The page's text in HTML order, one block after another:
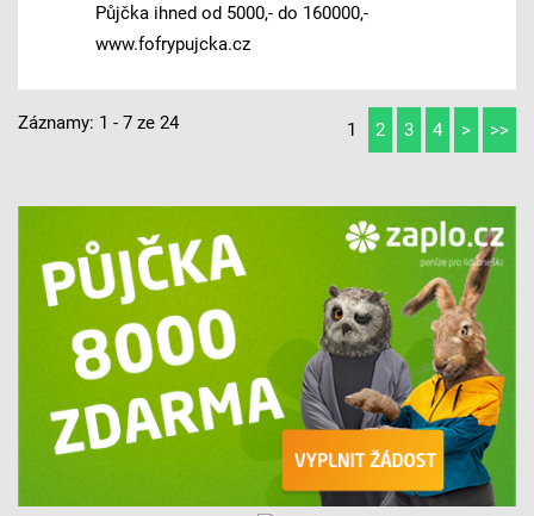
Půjčka ihned od 5000,- do 160000,-
www.fofrypujcka.cz
Záznamy: 1 - 7 ze 24 1 2 3 4 > >>